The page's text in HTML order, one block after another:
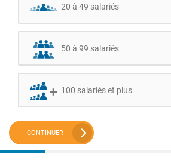
20 à 49 salariés
50 à 99 salariés
100 salariés et plus
CONTINUER